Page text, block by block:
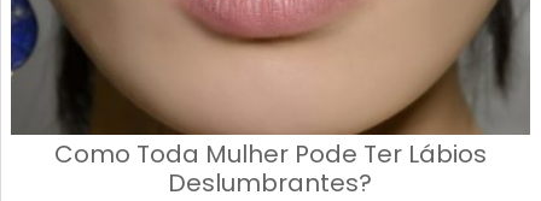
Como Toda Mulher Pode Ter Lábios
Deslumbrantes?